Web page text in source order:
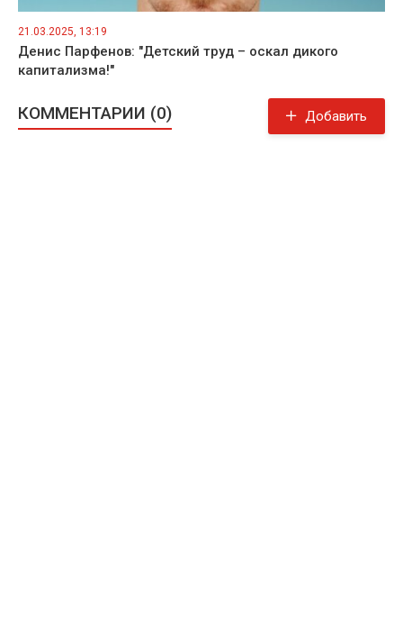
21.03.2025, 13:19
Денис Парфенов: "Детский труд – оскал дикого
капитализма!"
КОММЕНТАРИИ (0) Добавить